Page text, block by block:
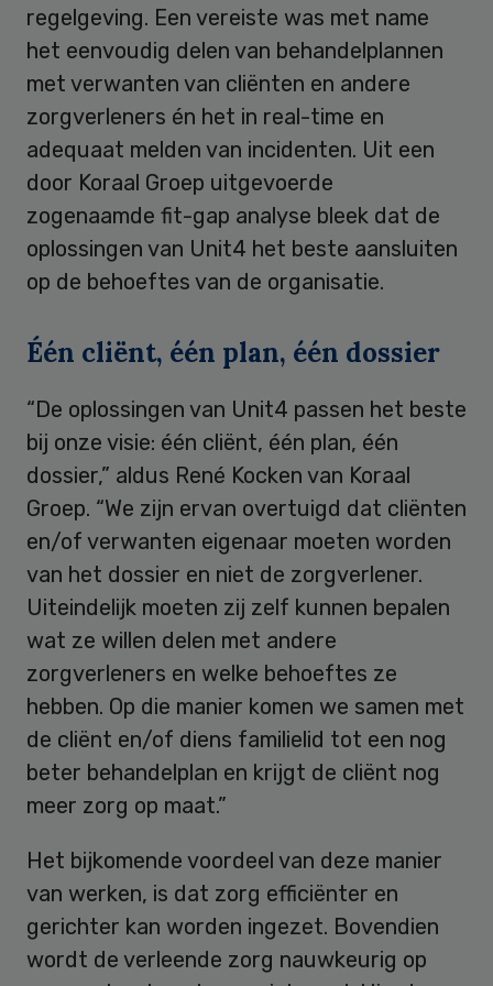
regelgeving. Een vereiste was met name
het eenvoudig delen van behandelplannen
met verwanten van cliënten en andere
zorgverleners én het in real-time en
adequaat melden van incidenten. Uit een
door Koraal Groep uitgevoerde
zogenaamde fit-gap analyse bleek dat de
oplossingen van Unit4 het beste aansluiten
op de behoeftes van de organisatie.
Één cliënt, één plan, één dossier
“De oplossingen van Unit4 passen het beste
bij onze visie: één cliënt, één plan, één
dossier,” aldus René Kocken van Koraal
Groep. “We zijn ervan overtuigd dat cliënten
en/of verwanten eigenaar moeten worden
van het dossier en niet de zorgverlener.
Uiteindelijk moeten zij zelf kunnen bepalen
wat ze willen delen met andere
zorgverleners en welke behoeftes ze
hebben. Op die manier komen we samen met
de cliënt en/of diens familielid tot een nog
beter behandelplan en krijgt de cliënt nog
meer zorg op maat.”
Het bijkomende voordeel van deze manier
van werken, is dat zorg efficiënter en
gerichter kan worden ingezet. Bovendien
wordt de verleende zorg nauwkeurig op